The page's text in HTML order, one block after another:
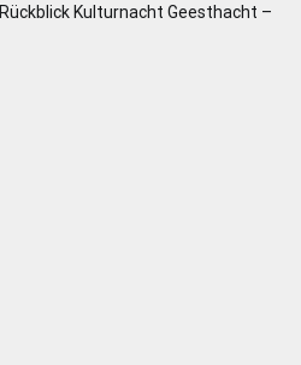
Rückblick Kulturnacht Geesthacht –